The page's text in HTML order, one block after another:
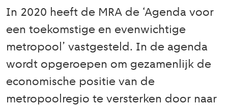
In 2020 heeft de MRA de ‘Agenda voor
een toekomstige en evenwichtige
metropool’ vastgesteld. In de agenda
wordt opgeroepen om gezamenlijk de
economische positie van de
metropoolregio te versterken door naar